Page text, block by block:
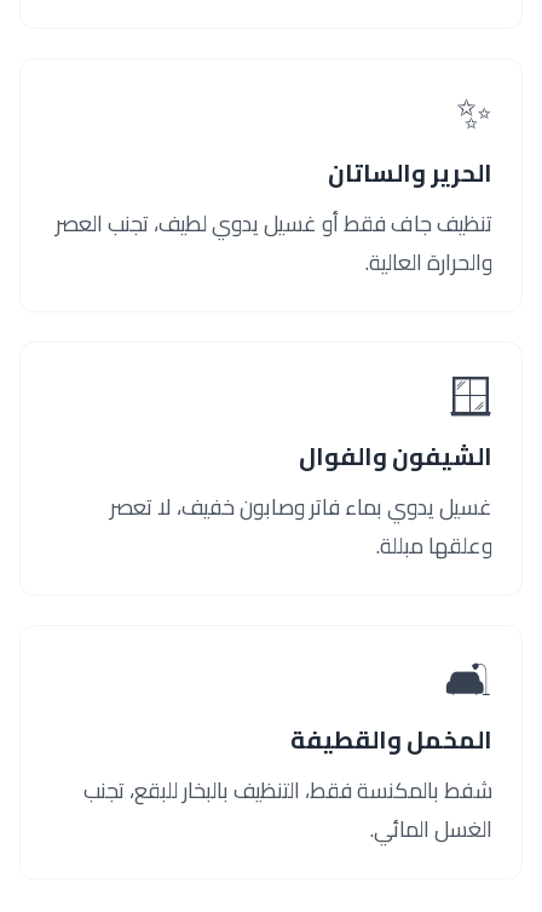
✨
الحرير والساتان
تنظيف جاف فقط أو غسيل يدوي لطيف، تجنب العصر
والحرارة العالية.
🪟
الشيفون والفوال
غسيل يدوي بماء فاتر وصابون خفيف، لا تعصر
وعلقها مبللة.
🛋️
المخمل والقطيفة
شفط بالمكنسة فقط، التنظيف بالبخار للبقع، تجنب
الغسل المائي.